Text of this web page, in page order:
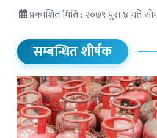
प्रकाशित मिति : २०७९ पुस ४ गते
सम्बन्धित शीर्षक